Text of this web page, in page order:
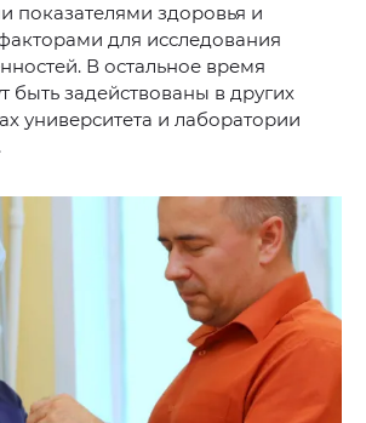
показателями здоровья и
для исследования
В остальное время
быть задействованы в других
университета и лаборатории